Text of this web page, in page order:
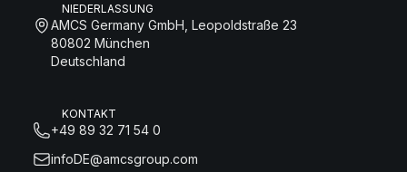
NIEDERLASSUNG
AMCS Germany GmbH, Leopoldstraße 23
80802 München
Deutschland
KONTAKT
+49 89 32 71 54 0
infoDE@amcsgroup.com